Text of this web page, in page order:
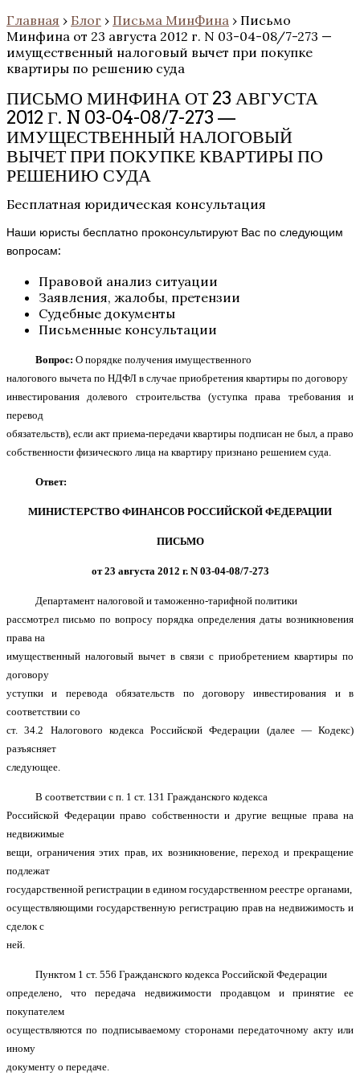
Главная › Блог › Письма МинФина › Письмо
Минфина от 23 августа 2012 г. N 03-04-08/7-273 —
имущественный налоговый вычет при покупке
квартиры по решению суда
ПИСЬМО МИНФИНА ОТ 23 АВГУСТА
2012 Г. N 03-04-08/7-273 —
ИМУЩЕСТВЕННЫЙ НАЛОГОВЫЙ
ВЫЧЕТ ПРИ ПОКУПКЕ КВАРТИРЫ ПО
РЕШЕНИЮ СУДА
Бесплатная юридическая консультация
Наши юристы бесплатно проконсультируют Вас по следующим
вопросам:
Правовой анализ ситуации
Заявления, жалобы, претензии
Судебные документы
Письменные консультации
Вопрос: О порядке получения имущественного
налогового вычета по НДФЛ в случае приобретения квартиры по договору
инвестирования долевого строительства (уступка права требования и
перевод
обязательств), если акт приема-передачи квартиры подписан не был, а право
собственности физического лица на квартиру признано решением суда.
Ответ:
МИНИСТЕРСТВО ФИНАНСОВ РОССИЙСКОЙ ФЕДЕРАЦИИ
ПИСЬМО
от 23 августа 2012 г. N 03-04-08/7-273
Департамент налоговой и таможенно-тарифной политики
рассмотрел письмо по вопросу порядка определения даты возникновения
права на
имущественный налоговый вычет в связи с приобретением квартиры по
договору
уступки и перевода обязательств по договору инвестирования и в
соответствии со
ст. 34.2 Налогового кодекса Российской Федерации (далее — Кодекс)
разъясняет
следующее.
В соответствии с п. 1 ст. 131 Гражданского кодекса
Российской Федерации право собственности и другие вещные права на
недвижимые
вещи, ограничения этих прав, их возникновение, переход и прекращение
подлежат
государственной регистрации в едином государственном реестре органами,
осуществляющими государственную регистрацию прав на недвижимость и
сделок с
ней.
Пунктом 1 ст. 556 Гражданского кодекса Российской Федерации
определено, что передача недвижимости продавцом и принятие ее
покупателем
осуществляются по подписываемому сторонами передаточному акту или
иному
документу о передаче.